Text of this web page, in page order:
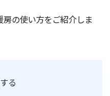
の使い方をご紹介しま
る